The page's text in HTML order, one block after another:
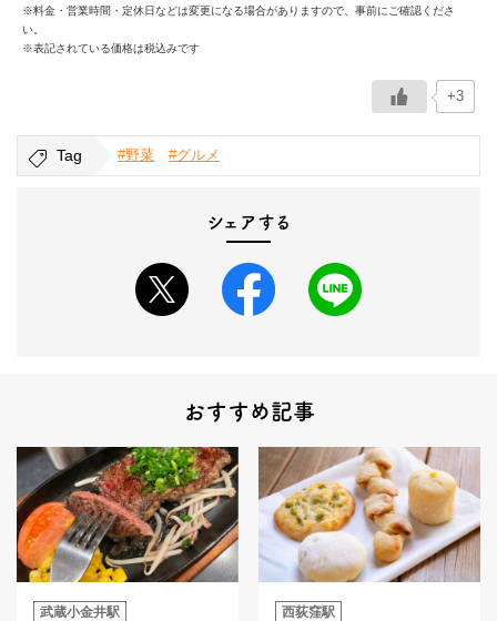
※料金・営業時間・定休日などは変更になる場合がありますので、事前にご確認くださ
い。
※表記されている価格は税込みです
+3
Tag #野菜 #グルメ
シェアする
おすすめ記事
武蔵小金井駅 西荻窪駅